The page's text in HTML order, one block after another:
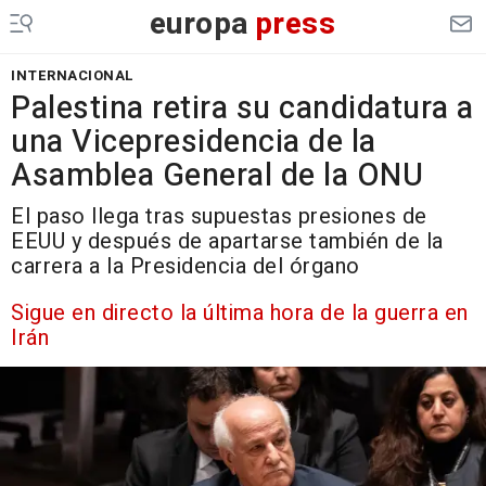
europa press
INTERNACIONAL
Palestina retira su candidatura a
una Vicepresidencia de la
Asamblea General de la ONU
El paso llega tras supuestas presiones de
EEUU y después de apartarse también de la
carrera a la Presidencia del órgano
Sigue en directo la última hora de la guerra en
Irán